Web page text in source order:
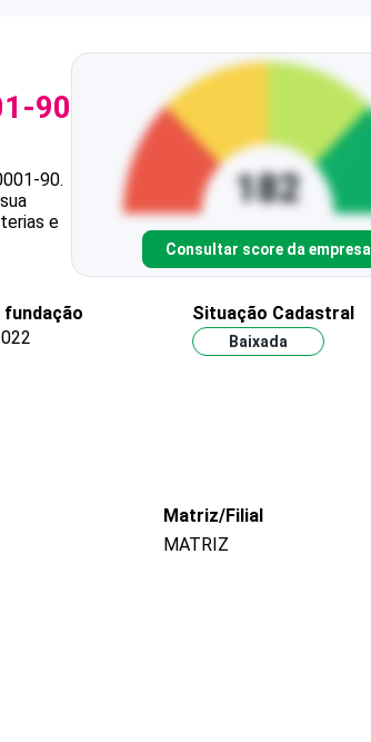
90
90.
e
Consultar score da empresa
fundação
Situação Cadastral
Baixada
Matriz/Filial
MATRIZ